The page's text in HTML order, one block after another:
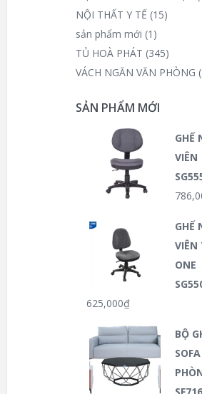
NỘI THẤT Y TẾ (15)
sản phẩm mới (1)
TỦ HOÀ PHÁT (345)
VÁCH NGĂN VĂN PHÒNG
SẢN PHẨM MỚI
GHẾ
VIÊN
GHẾ
VIÊN
ONE
625,000₫
BỘ